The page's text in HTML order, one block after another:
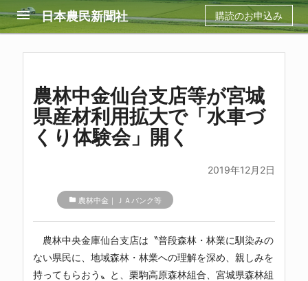
menu 日本農民新聞社 購読のお申込み
農林中金仙台支店等が宮城
県産材利用拡大で「水車づ
くり体験会」開く
2019年12月2日
folder 農林中金｜ＪＡバンク等
農林中央金庫仙台支店は〝普段森林・林業に馴染みの
ない県民に、地域森林・林業への理解を深め、親しみを
持ってもらおう〟と、栗駒高原森林組合、宮城県森林組